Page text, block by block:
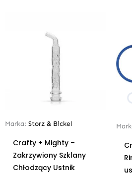
Marka: Storz & Bickel
Crafty + Mighty –
Zakrzywiony Szklany
Chłodzący Ustnik